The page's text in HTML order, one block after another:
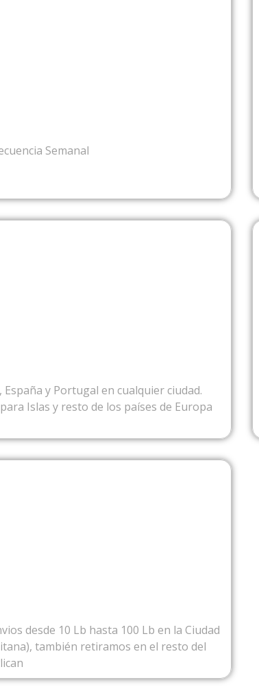
Semanal
y Portugal en cualquier ciudad.
Islas y resto de los países de Europa
desde 10 Lb hasta 100 Lb en la Ciudad
también retiramos en el resto del